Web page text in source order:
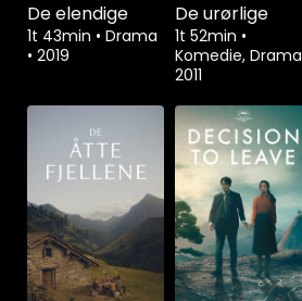
De elendige
1t 43min • Drama
• 2019
De urørlige
1t 52min •
Komedie, Drama
2011